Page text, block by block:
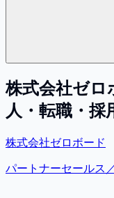
株式会社ゼロ
人・転職・採
株式会社ゼロボード
パートナーセールス